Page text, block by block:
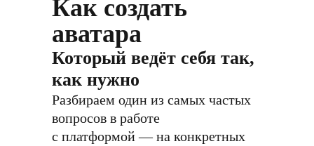
Как создать
аватара
Который ведёт себя так,
как нужно
Разбираем один из самых частых
вопросов в работе
с платформой — на конкретных